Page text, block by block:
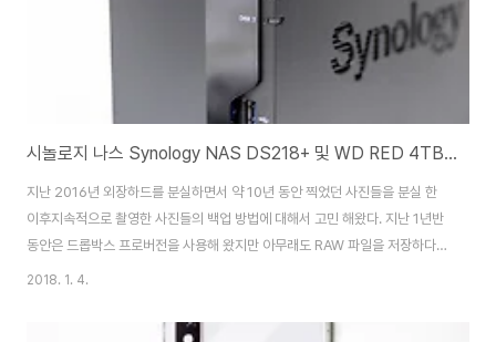
시놀로지 나스 Synology NAS DS218+ 및 WD RED 4TB 리뷰
지난 2016년 외장하드를 분실하면서 약 10년 동안 찍었던 사진들을 분실 한
이후지속적으로 촬영한 사진들의 백업 방법에 대해서 고민 해왔다. 지난 1년반
동안은 드롭박스 프로버전을 사용해 왔지만 아무래도 RAW 파일을 저장하다
보니 1TB의 용량은 조금 부족한 감이 있었다.또한 드롭박스 동기화에서 깜박
구입을 고려하게 되었다. 그리고 2017년 마지막 달에 시놀로지사의 나스를 구
2018. 1. 4.